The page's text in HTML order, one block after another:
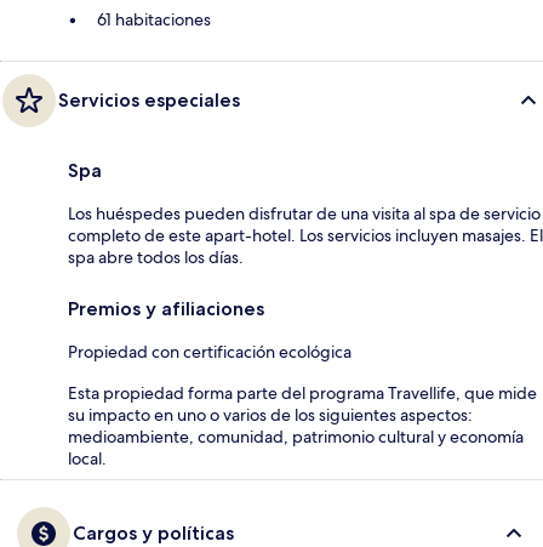
61 habitaciones
Servicios especiales
Spa
Los huéspedes pueden disfrutar de una visita al spa de servicio
completo de este apart-hotel. Los servicios incluyen masajes. El
spa abre todos los días.
Premios y afiliaciones
Propiedad con certificación ecológica
Esta propiedad forma parte del programa Travellife, que mide
su impacto en uno o varios de los siguientes aspectos:
medioambiente, comunidad, patrimonio cultural y economía
local.
Cargos y políticas